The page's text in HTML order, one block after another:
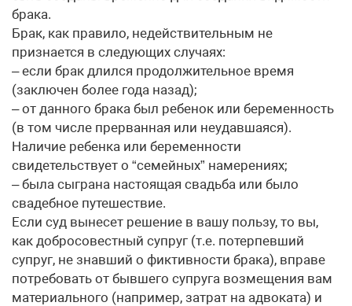
брака.
Брак, как правило, недействительным не
признается в следующих случаях:
– если брак длился продолжительное время
(заключен более года назад);
– от данного брака был ребенок или беременность
(в том числе прерванная или неудавшаяся).
Наличие ребенка или беременности
свидетельствует о “семейных” намерениях;
– была сыграна настоящая свадьба или было
свадебное путешествие.
Если суд вынесет решение в вашу пользу, то вы,
как добросовестный супруг (т.е. потерпевший
супруг, не знавший о фиктивности брака), вправе
потребовать от бывшего супруга возмещения вам
материального (например, затрат на адвоката) и